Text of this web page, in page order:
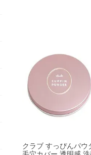
クラブ すっぴんパ